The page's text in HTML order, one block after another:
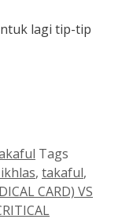
lagi tip-tip
Tags
, takaful,
CARD) VS